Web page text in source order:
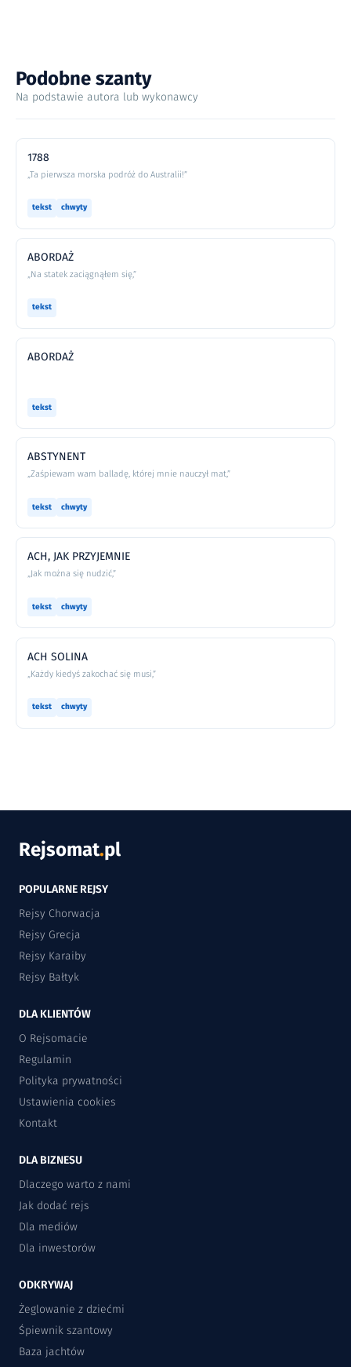
Podobne szanty
Na podstawie autora lub wykonawcy
1788
„Ta pierwsza morska podróż do Australii!”
tekst chwyty
ABORDAŻ
„Na statek zaciągnąłem się,”
tekst
ABORDAŻ
tekst
ABSTYNENT
„Zaśpiewam wam balladę, której mnie nauczył mat,”
tekst chwyty
ACH, JAK PRZYJEMNIE
„Jak można się nudzić,”
tekst chwyty
ACH SOLINA
„Każdy kiedyś zakochać się musi,”
tekst chwyty
Rejsomat.pl
POPULARNE REJSY
Rejsy Chorwacja
Rejsy Grecja
Rejsy Karaiby
Rejsy Bałtyk
DLA KLIENTÓW
O Rejsomacie
Regulamin
Polityka prywatności
Ustawienia cookies
Kontakt
DLA BIZNESU
Dlaczego warto z nami
Jak dodać rejs
Dla mediów
Dla inwestorów
ODKRYWAJ
Żeglowanie z dziećmi
Śpiewnik szantowy
Baza jachtów